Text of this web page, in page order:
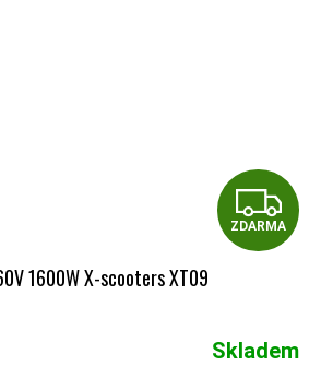
ZDARMA
1600W X-scooters XT09
Skladem